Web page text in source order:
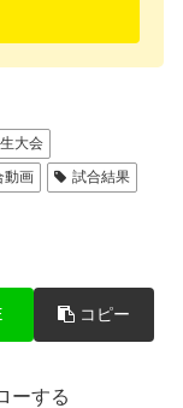
大会
動画
試合結果
コピー
ーする